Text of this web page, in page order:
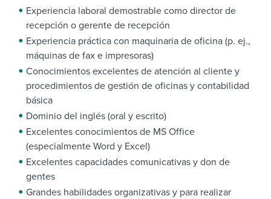
Experiencia laboral demostrable como director de
recepción o gerente de recepción
Experiencia práctica con maquinaria de oficina (p. ej.,
máquinas de fax e impresoras)
Conocimientos excelentes de atención al cliente y
procedimientos de gestión de oficinas y contabilidad
básica
Dominio del inglés (oral y escrito)
Excelentes conocimientos de MS Office
(especialmente Word y Excel)
Excelentes capacidades comunicativas y don de
gentes
Grandes habilidades organizativas y para realizar